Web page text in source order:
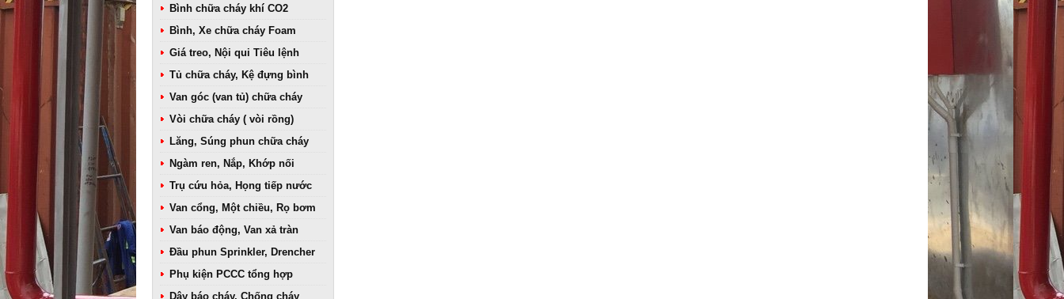
Bình chữa cháy khí CO2
Bình, Xe chữa cháy Foam
Giá treo, Nội qui Tiêu lệnh
Tủ chữa cháy, Kệ đựng bình
Van góc (van tủ) chữa cháy
Vòi chữa cháy ( vòi rồng)
Lăng, Súng phun chữa cháy
Ngàm ren, Nắp, Khớp nối
Trụ cứu hỏa, Họng tiếp nước
Van cổng, Một chiều, Rọ bơm
Van báo động, Van xả tràn
Đầu phun Sprinkler, Drencher
Phụ kiện PCCC tổng hợp
Dây báo cháy, Chống cháy